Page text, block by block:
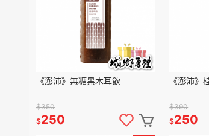
《澎沛》無糖黑木耳飲
$350
$250
《澎沛》
$390
$250